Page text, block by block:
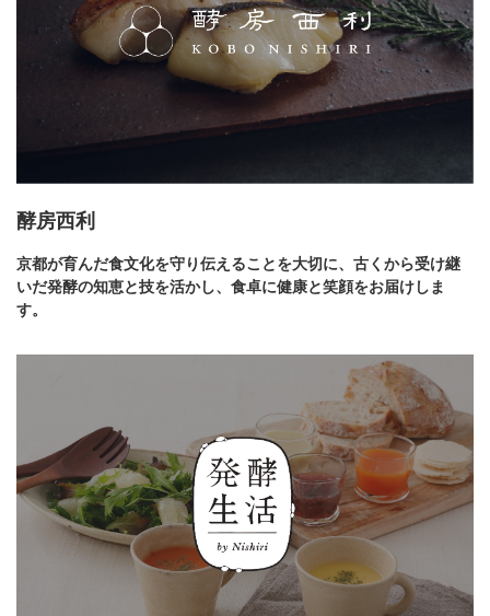
酵房西利
京都が育んだ食文化を守り伝えることを大切に、古くから受け継
いだ発酵の知恵と技を活かし、食卓に健康と笑顔をお届けしま
す。